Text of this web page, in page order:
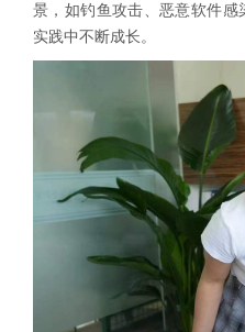
景，如钓鱼攻击、恶意软件
实践中不断成长。